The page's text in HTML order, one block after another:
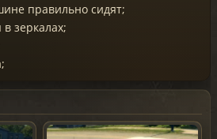
правильно сидят;
зеркалах;